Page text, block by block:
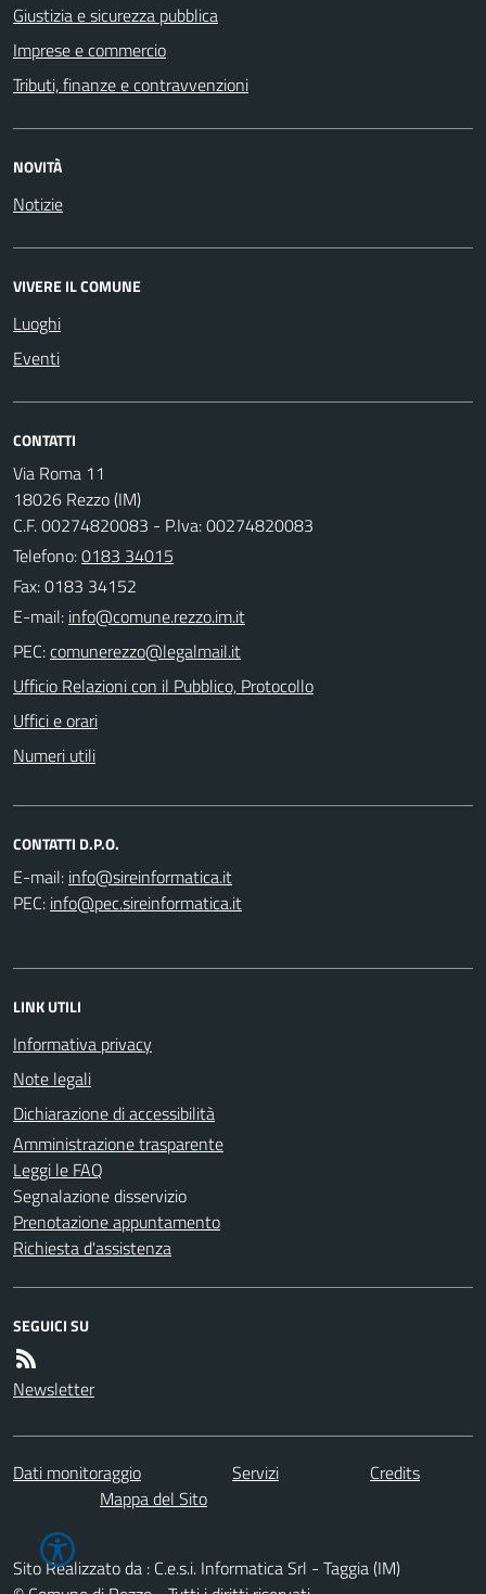
Giustizia e sicurezza pubblica
Imprese e commercio
Tributi, finanze e contravvenzioni
NOVITÀ
Notizie
VIVERE IL COMUNE
Luoghi
Eventi
CONTATTI
Via Roma 11
18026 Rezzo (IM)
C.F. 00274820083 - P.Iva: 00274820083
Telefono:0183 34015
Fax: 0183 34152
E-mail:
PEC:
Ufficio Relazioni con il Pubblico, Protocollo
Uffici e orari
Numeri utili
CONTATTI D.P.O.
E-mail:
PEC:
LINK UTILI
Informativa privacy
Note legali
Dichiarazione di accessibilità
Amministrazione trasparente
Leggi le FAQ
Segnalazione disservizio
Prenotazione appuntamento
Richiesta d'assistenza
SEGUICI SU
Newsletter
Dati monitoraggio Servizi
Credits
Mappa del Sito
Sito Realizzato da : C.e.s.i. Informatica Srl - Taggia (IM)